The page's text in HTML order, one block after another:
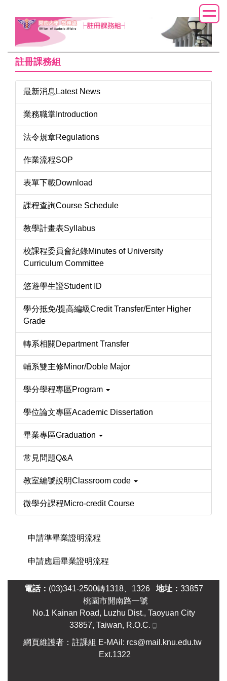
註冊課務組
最新消息Latest News
業務職掌Introduction
法令規章Regulations
作業流程SOP
表單下載Download
課程查詢Course Schedule
教學計畫表Syllabus
校課程委員會紀錄Minutes of University
Curriculum Committee
悠遊學生證Student ID
學分抵免/提高編級Credit Transfer/Enter Higher
Grade
轉系相關Department Transfer
輔系雙主修Minor/Doble Major
學分學程專區Program
學位論文專區Academic Dissertation
畢業專區Graduation
常見問題Q&A
教室編號說明Classroom code
微學分課程Micro-credit Course
申請準畢業證明流程
申請應屆畢業證明流程
電話： (03)341-2500轉1318、1326 地址： 33857
桃園市開南路一號
No.1 Kainan Road, Luzhu Dist., Taoyuan City
33857, Taiwan, R.O.C.
網頁維護者：註課組 E-MAil: rcs@mail.knu.edu.tw
Ext.1322